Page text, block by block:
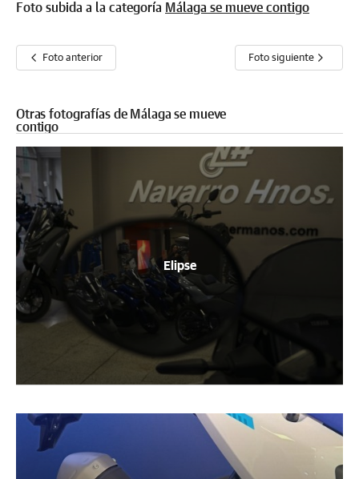
Foto subida a la categoría Málaga se mueve contigo
Foto anterior Foto siguiente
Otras fotografías de Málaga se mueve
contigo
Elipse